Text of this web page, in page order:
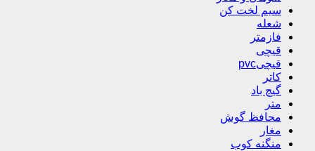
سیم لخت کن
شعله
فازمتر
قیچی
قیچیpvc
کاتر
گیچ باد
متر
محافظ گوش
مغار
منگنه کوب